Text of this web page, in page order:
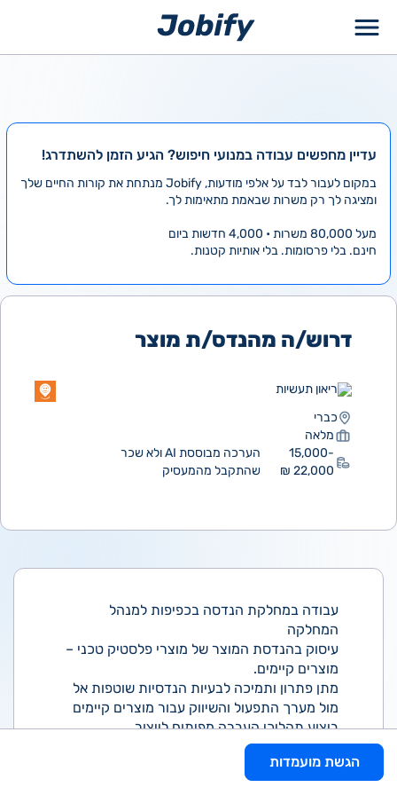
עדיין מחפשים עבודה במנועי חיפוש? הגיע הזמן להשתדרג!
במקום לעבור לבד על אלפי מודעות, Jobify מנתחת את קורות החיים שלך
ומציגה לך רק משרות שבאמת מתאימות לך.
מעל 80,000 משרות • 4,000 חדשות ביום
חינם. בלי פרסומות. בלי אותיות קטנות.
דרוש/ה מהנדס/ת מוצר
ריאון תעשיות
כברי
מלאה
15,000-
22,000 ₪
הערכה מבוססת AI ולא שכר
שהתקבל מהמעסיק
עבודה במחלקת הנדסה בכפיפות למנהל
המחלקה
עיסוק בהנדסת המוצר של מוצרי פלסטיק טכני –
מוצרים קיימים.
מתן פתרון ותמיכה לבעיות הנדסיות שוטפות אל
מול מערך התפעול והשיווק עבור מוצרים קיימים
ביצוע תהליכי העברה מפיתוח לייצור
הסמכת מוצרים ותבניות ע"פ הצורך
חקר כשלים במוצרים ומתן פתרונות עבורם
מתן מענה הנדסי שוטף מול מהנדסי הלקוחות
הגשת מועמדות